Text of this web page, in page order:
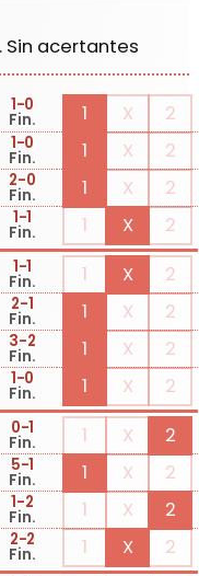
Sin acertantes
1-0
Fin. 1 X 2
1-0
Fin. 1 X 2
2-0
Fin. 1 X 2
1-1
Fin. 1 X 2
1-1
Fin. 1 X 2
2-1
Fin. 1 X 2
3-2
Fin. 1 X 2
1-0
Fin. 1 X 2
0-1
Fin. 1 X 2
5-1
Fin. 1 X 2
1-2
Fin. 1 X 2
2-2
Fin. 1 X 2